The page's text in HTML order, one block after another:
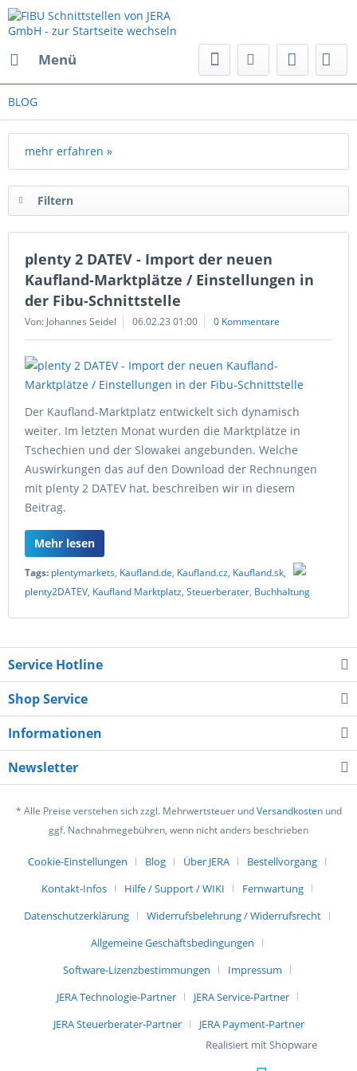
Menü
BLOG
mehr erfahren »
Filtern
plenty 2 DATEV - Import der neuen
Kaufland-Marktplätze / Einstellungen in
der Fibu-Schnittstelle
Von: Johannes Seidel 06.02.23 01:00 0 Kommentare
Der Kaufland-Marktplatz entwickelt sich dynamisch
weiter. Im letzten Monat wurden die Marktplätze in
Tschechien und der Slowakei angebunden. Welche
Auswirkungen das auf den Download der Rechnungen
mit plenty 2 DATEV hat, beschreiben wir in diesem
Beitrag.
Mehr lesen
Tags: plentymarkets, Kaufland.de, Kaufland.cz, Kaufland.sk,
plenty2DATEV, Kaufland Marktplatz, Steuerberater, Buchhaltung
Service Hotline
Shop Service
Informationen
Newsletter
* Alle Preise verstehen sich zzgl. Mehrwertsteuer undVersandkostenund
ggf. Nachnahmegebühren, wenn nicht anders beschrieben
Cookie-Einstellungen Blog Über JERA
Bestellvorgang
Kontakt-Infos
Hilfe / Support / WIKI
Fernwartung
Datenschutzerklärung
Widerrufsbelehrung / Widerrufsrecht
Allgemeine Geschäftsbedingungen
Software-Lizenzbestimmungen
Impressum
JERA Technologie-Partner
JERA Service-Partner
JERA Steuerberater-Partner
JERA Payment-Partner
Realisiert mit Shopware